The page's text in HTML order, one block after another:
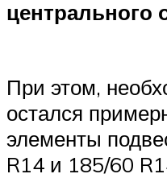
центрального
При этом,
остался
элементы
R14 и 185/60